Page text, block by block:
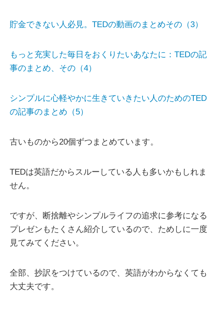
貯金できない人必見。TEDの動画のまとめその（3）
もっと充実した毎日をおくりたいあなたに：TEDの記
事のまとめ、その（4）
シンプルに心軽やかに生きていきたい人のためのTED
の記事のまとめ（5）
古いものから20個ずつまとめています。
TEDは英語だからスルーしている人も多いかもしれま
せん。
ですが、断捨離やシンプルライフの追求に参考になる
プレゼンもたくさん紹介しているので、ためしに一度
見てみてください。
全部、抄訳をつけているので、英語がわからなくても
大丈夫です。